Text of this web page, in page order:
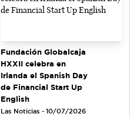
Fundación Globalcaja
HXXII celebra en
Irlanda el Spanish Day
de Financial Start Up
English
Las Noticias - 10/07/2026